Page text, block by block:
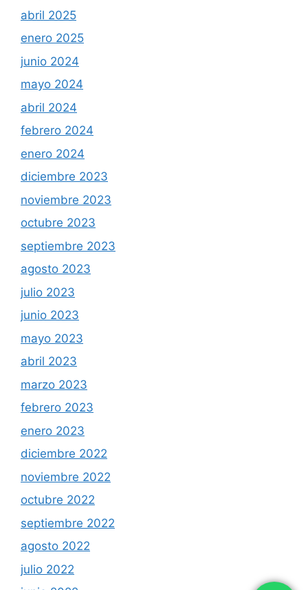
abril 2025
enero 2025
junio 2024
mayo 2024
abril 2024
febrero 2024
enero 2024
diciembre 2023
noviembre 2023
octubre 2023
septiembre 2023
agosto 2023
julio 2023
junio 2023
mayo 2023
abril 2023
marzo 2023
febrero 2023
enero 2023
diciembre 2022
noviembre 2022
octubre 2022
septiembre 2022
agosto 2022
julio 2022